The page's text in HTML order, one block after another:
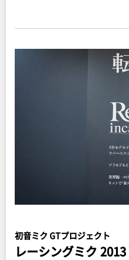
初音ミク GTプロジェクト
レーシングミク